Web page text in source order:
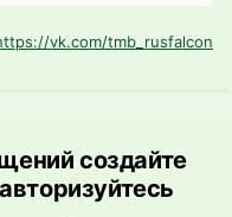
vk.com/tmb_rusfalcon
создайте